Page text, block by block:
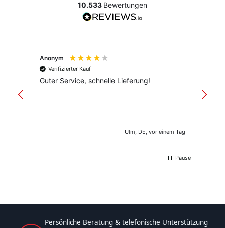
10.533 Bewertungen
Anonym
Verifizierter Kauf
Guter Service, schnelle Lieferung!
Ulm, DE, vor einem Tag
Pause
Persönliche Beratung & telefonische Unterstützung